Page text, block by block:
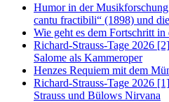
Humor in der
cantu fractibili“ (1898) und
Wie geht es dem Fortschritt
Richard-Strauss-Tage 2026
Salome als Kammeroper
Henzes Requiem mit dem
Richard-Strauss-Tage 2026
Strauss und Bülows Nirvana